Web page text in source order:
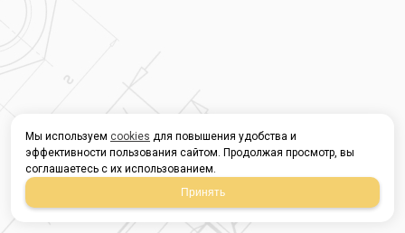
Мы используем cookies для повышения удобства и
эффективности пользования сайтом. Продолжая просмотр, вы
соглашаетесь с их использованием.
Принять